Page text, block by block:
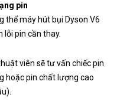
pin
thể máy hút bụi Dyson V6
lỗi pin cần thay.
viên sẽ tư vấn chiếc pin
hoặc pin chất lượng cao